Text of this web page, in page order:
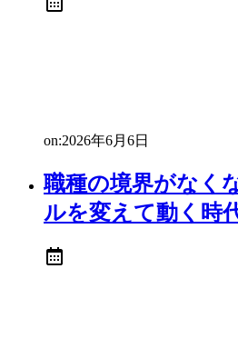
on:2026年6月6日
職種の境界がなく
ルを変えて動く時